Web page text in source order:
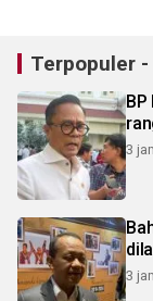
Terpopuler
3
3